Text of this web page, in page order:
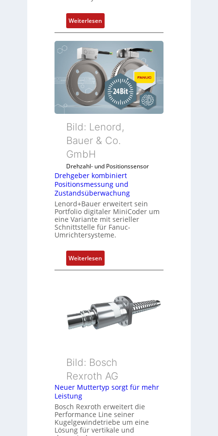
Weiterlesen:
D
r
e
g
e
b
e
r
o
m
n
i
e
r
t
P
o
t
s
m
e
n
u
d
Z
u
Bild: Lenord,
Bauer & Co.
GmbH
Drehzahl- und Positionssensor
Drehgeber kombiniert
Positionsmessung und
Zustandsüberwachung
Lenord+Bauer erweitert sein
Portfolio digitaler MiniCoder um
eine Variante mit serieller
Schnittstelle für Fanuc-
Umrichtersysteme.
Weiterlesen:
D
g
e
b
k
m
b
n
i
e
Bild: Bosch
Rexroth AG
Neuer Muttertyp sorgt für mehr
Leistung
Bosch Rexroth erweitert die
Performance Line seiner
Kugelgewindetriebe um eine
Lösung für vertikale und